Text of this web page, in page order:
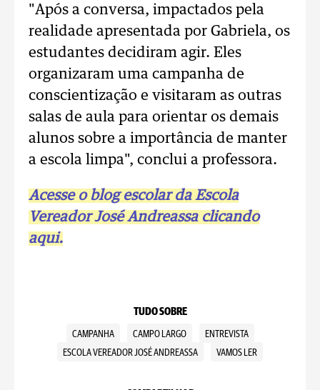
"Após a conversa, impactados pela
realidade apresentada por Gabriela, os
estudantes decidiram agir. Eles
organizaram uma campanha de
conscientização e visitaram as outras
salas de aula para orientar os demais
alunos sobre a importância de manter
a escola limpa", conclui a professora.
Acesse o blog escolar da Escola
Vereador José Andreassa clicando
aqui.
TUDO SOBRE
CAMPANHA CAMPO LARGO
ENTREVISTA
ESCOLA VEREADOR JOSÉ ANDREASSA
VAMOS LER